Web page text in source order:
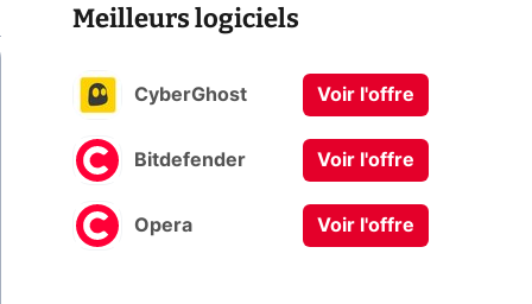
Meilleurs logiciels
CyberGhost Voir l'offre
Bitdefender Voir l'offre
Opera Voir l'offre